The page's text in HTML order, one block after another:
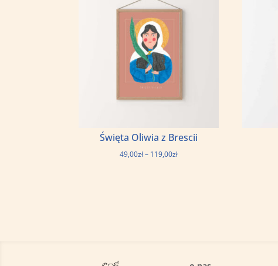
Święta Oliwia z Brescii
49,00zł– 119,00złZakres